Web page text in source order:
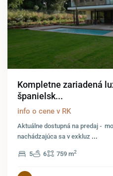
Kompletne zariadená
španielsk...
info o cene v RK
Aktuálne dostupná na predaj -
nachádzajúca sa v exkluz ...
5 6 759 m2
Hainburg
an